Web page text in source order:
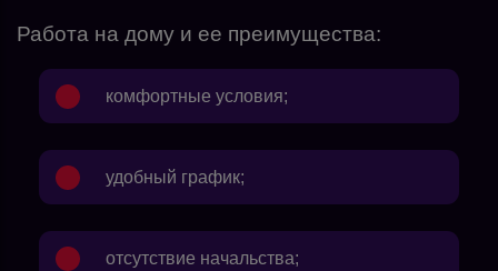
Работа на дому и ее преимущества:
комфортные условия;
удобный график;
отсутствие начальства;